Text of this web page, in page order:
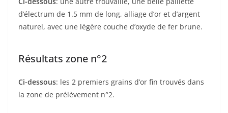
d’électrum de 1.5 mm de long, alliage d’or et d’argent
naturel, avec une légère couche d’oxyde de fer brune.
Résultats zone n°2
Ci-dessous: les 2 premiers grains d’or fin trouvés dans
la zone de prélèvement n°2.